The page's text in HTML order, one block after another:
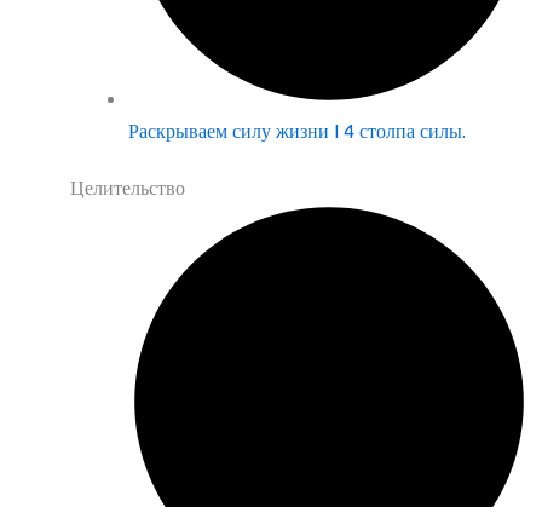
Раскрываем силу жизни | 4 столпа силы.
Целительство